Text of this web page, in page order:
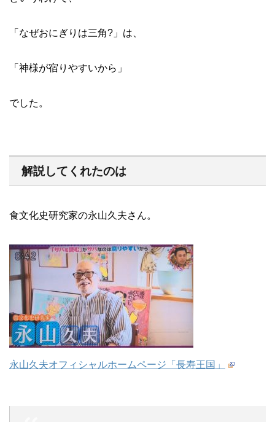
「なぜおにぎりは三角?」は、
「神様が宿りやすいから」
でした。
解説してくれたのは
食文化史研究家の永山久夫さん。
永山久夫オフィシャルホームページ「長寿王国」